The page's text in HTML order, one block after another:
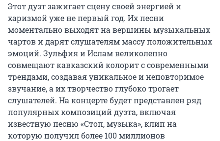
Этот дуэт зажигает сцену своей энергией и
харизмой уже не первый год. Их песни
моментально выходят на вершины музыкальных
чартов и дарят слушателям массу положительных
эмоций. Зульфия и Ислам великолепно
совмещают кавказский колорит с современными
трендами, создавая уникальное и неповторимое
звучание, а их творчество глубоко трогает
слушателей. На концерте будет представлен ряд
популярных композиций дуэта, включая
известную песню «Стоп, музыка», клип на
которую получил более 100 миллионов